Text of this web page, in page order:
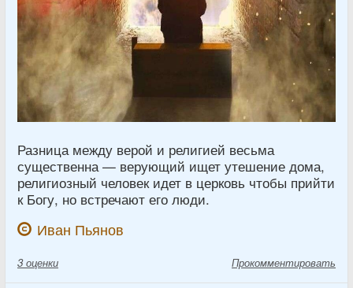
Разница между верой и религией весьма
существенна — верующий ищет утешение дома,
религиозный человек идет в церковь чтобы прийти
к Богу, но встречают его люди.
Иван Пьянов
3 оценки Прокомментировать